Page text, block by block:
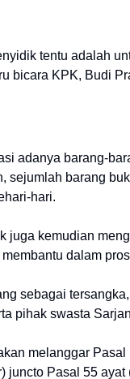
tentu adalah
bicara KPK, Budi
adanya barang-
sejumlah barang
hari.
juga kemudian
dalam
sebagai
pihak swasta
melanggar
Pasal 55